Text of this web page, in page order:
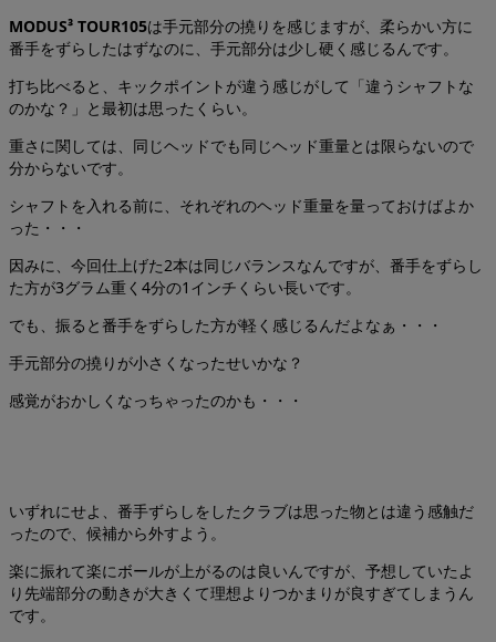
MODUS³ TOUR105は手元部分の撓りを感じますが、柔らかい方に
番手をずらしたはずなのに、手元部分は少し硬く感じるんです。
打ち比べると、キックポイントが違う感じがして「違うシャフトな
のかな？」と最初は思ったくらい。
重さに関しては、同じヘッドでも同じヘッド重量とは限らないので
分からないです。
シャフトを入れる前に、それぞれのヘッド重量を量っておけばよか
った・・・
因みに、今回仕上げた2本は同じバランスなんですが、番手をずらし
た方が3グラム重く4分の1インチくらい長いです。
でも、振ると番手をずらした方が軽く感じるんだよなぁ・・・
手元部分の撓りが小さくなったせいかな？
感覚がおかしくなっちゃったのかも・・・
いずれにせよ、番手ずらしをしたクラブは思った物とは違う感触だ
ったので、候補から外すよう。
楽に振れて楽にボールが上がるのは良いんですが、予想していたよ
り先端部分の動きが大きくて理想よりつかまりが良すぎてしまうん
です。